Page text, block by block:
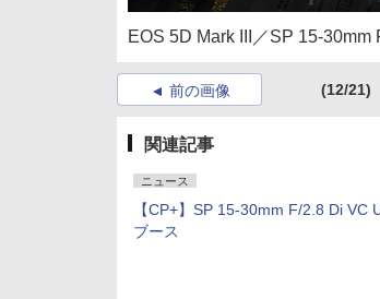
EOS 5D Mark III／SP 15-
前の画像 (12/21)
関連記事
ニュース
【CP+】SP 15-30mm F/2.8 Di VC
ブース